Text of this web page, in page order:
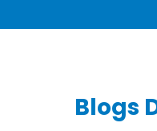
Blogs